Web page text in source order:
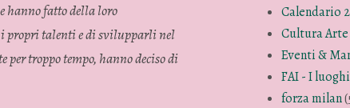
hanno fatto della loro
i propri talenti e di svilupparli nel
troppo tempo, hanno deciso di
Calendario
Cultura
Eventi &
FAI - I
forza milan